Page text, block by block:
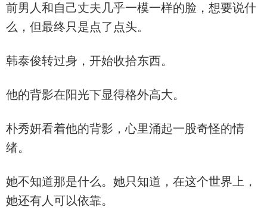
前男人和自己丈夫几乎一模一样的脸，想要说什
么，但最终只是点了点头。
韩泰俊转过身，开始收拾东西。
他的背影在阳光下显得格外高大。
朴秀妍看着他的背影，心里涌起一股奇怪的情
绪。
她不知道那是什么。她只知道，在这个世界上，
她还有人可以依靠。